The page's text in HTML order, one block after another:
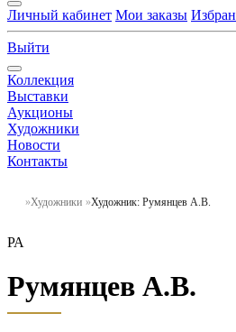
Личный кабинет Мои заказы
Выйти
Коллекция
Выставки
Аукционы
Художники
Новости
Контакты
Художники Художник: Румянцев А.В.
РА
Румянцев А.В.